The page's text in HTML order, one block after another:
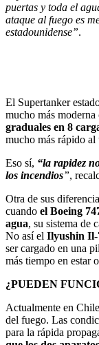
puertas y toda el
ataque al fuego es
estadounidense”.
El Supertanker
mucho más
graduales en 8
mucho más rápido al
Eso sí, “la rapidez
los incendios”,
Otra de sus
cuando el Boeing
agua, su sistema de
No así el Ilyushin Il-
ser cargado en una
más tiempo en estar
¿PUEDEN
Actualmente en
del fuego. Las
para la rápida